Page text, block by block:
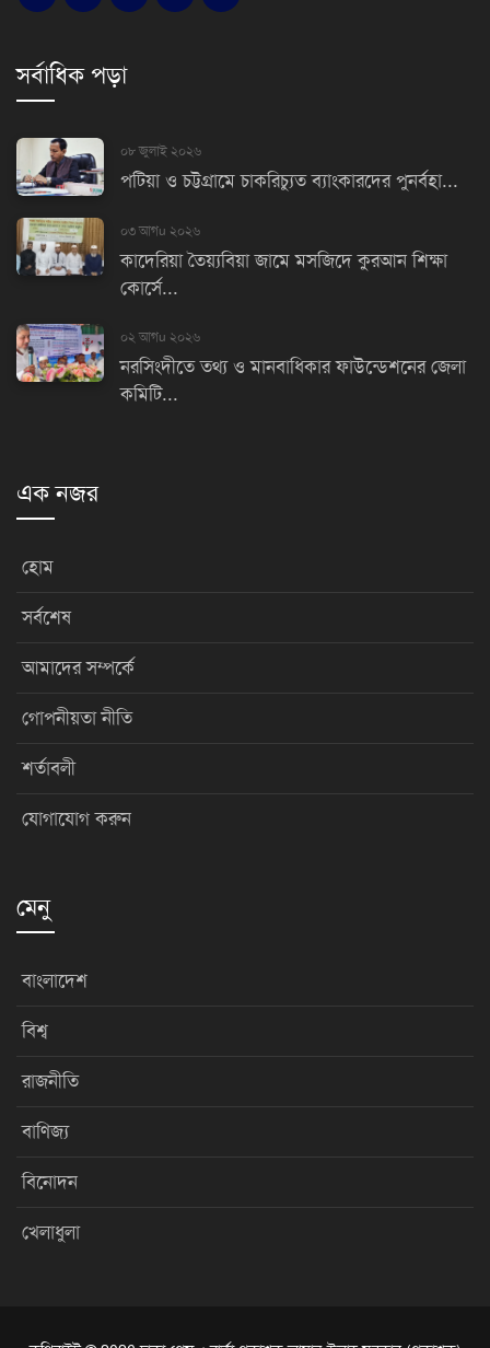
সর্বাধিক পড়া
০৮ জুলাই ২০২৬
পটিয়া ও চট্টগ্রামে চাকরিচ্যুত ব্যাংকারদের পুনর্বহা...
০৩ আগu ২০২৬
কাদেরিয়া তৈয়্যবিয়া জামে মসজিদে কুরআন শিক্ষা
কোর্সে...
০২ আগu ২০২৬
নরসিংদীতে তথ্য ও মানবাধিকার ফাউন্ডেশনের জেলা
কমিটি...
এক নজর
হোম
সর্বশেষ
আমাদের সম্পর্কে
গোপনীয়তা নীতি
শর্তাবলী
যোগাযোগ করুন
মেনু
বাংলাদেশ
বিশ্ব
রাজনীতি
বাণিজ্য
বিনোদন
খেলাধুলা